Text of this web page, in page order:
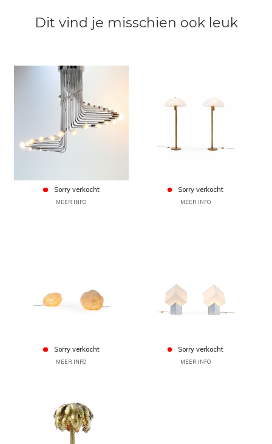
Dit vind je misschien ook leuk
Sorry verkocht
MEER INFO
Sorry verkocht
MEER INFO
Sorry verkocht
MEER INFO
Sorry verkocht
MEER INFO